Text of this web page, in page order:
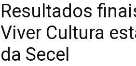
Resultados
Viver Cultura
da Secel